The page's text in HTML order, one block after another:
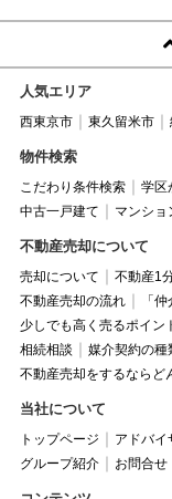
人気エリア
西東京市 東久留米市
物件検索
こだわり条件検索 学区
中古一戸建て
マンショ
不動産売却について
売却について 不動産1
不動産売却の流れ
「
少しでも高く売るポイン
相続相談
媒介契約の種
不動産売却をするならど
当社について
トップページ アドバイ
グループ紹介
お問合せ